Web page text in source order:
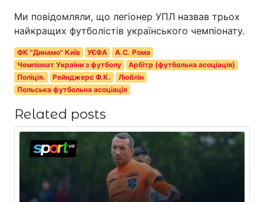
Ми повідомляли, що легіонер УПЛ назвав трьох
найкращих футболістів українського чемпіонату.
ФК "Динамо" Київ УЄФА
А.С. Рома
Чемпіонат України з футболу
Арбітр (футбольна асоціація)
Поліція.
Рейнджерс Ф.К.
Люблін
Польська футбольна асоціація
Related posts